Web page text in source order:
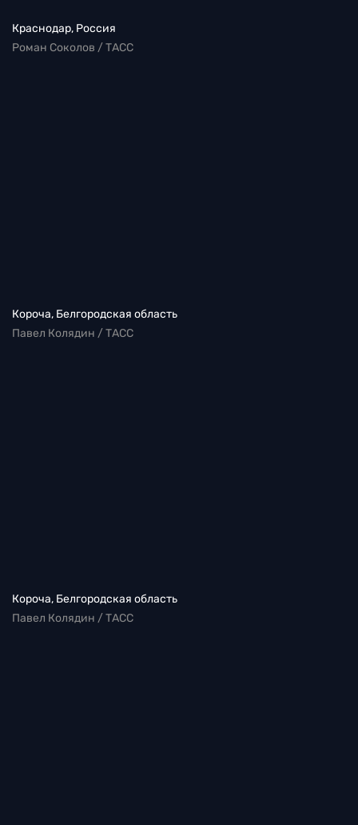
Краснодар, Россия
Роман Соколов / ТАСС
Короча, Белгородская область
Павел Колядин / ТАСС
Короча, Белгородская область
Павел Колядин / ТАСС